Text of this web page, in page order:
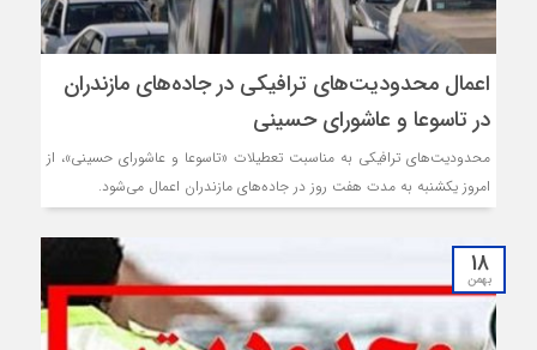
اعمال محدودیت‌های ترافیکی در جاده‌های مازندران
در تاسوعا و عاشورای حسینی
محدودیت‌های ترافیکی به مناسبت تعطیلات «تاسوعا و عاشورای حسینی»، از
امروز یکشنبه به مدت هفت روز در جاده‌های مازندران اعمال می‌شود.
18
بهمن